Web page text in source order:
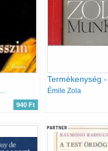
940 Ft
Émile Zola
PARTNER